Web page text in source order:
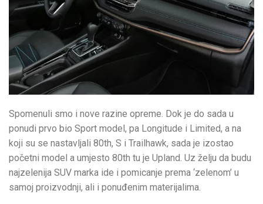
Spomenuli smo i nove razine opreme. Dok je do sada u
ponudi prvo bio Sport model, pa Longitude i Limited, a na
koji su se nastavljali 80th, S i Trailhawk, sada je izostao
početni model a umjesto 80th tu je Upland. Uz želju da budu
najzelenija SUV marka ide i pomicanje prema ‘zelenom’ u
samoj proizvodnji, ali i ponuđenim materijalima.